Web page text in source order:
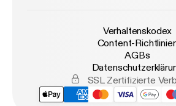
Verhaltenskodex
Content-
AGBs
SSL Zertifizierte